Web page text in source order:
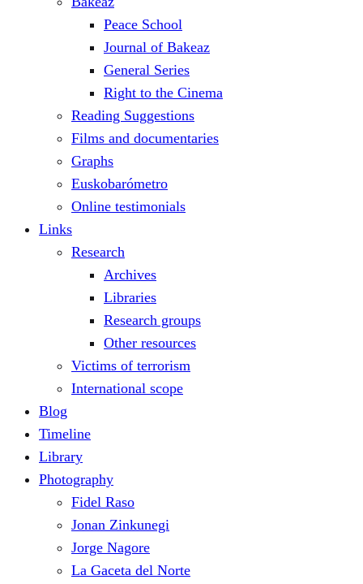
Peace School
Journal of Bakeaz
General Series
Right to the Cinema
Reading Suggestions
Films and documentaries
Graphs
Euskobarómetro
Online testimonials
Links
Research
Archives
Libraries
Research groups
Other resources
Victims of terrorism
International scope
Blog
Timeline
Library
Photography
Fidel Raso
Jonan Zinkunegi
Jorge Nagore
La Gaceta del Norte